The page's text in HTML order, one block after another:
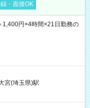
・面接OK
円×4時間×21日勤務の
宮(埼玉県)駅